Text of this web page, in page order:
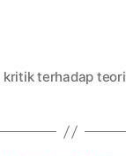
kritik terhadap teori